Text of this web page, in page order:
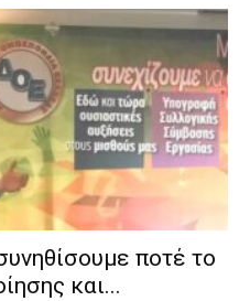
ποτέ το
και...